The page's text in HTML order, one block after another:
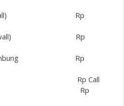
wall) Rp
wall) Rp
sambung Rp
mall Rp Call
Rp